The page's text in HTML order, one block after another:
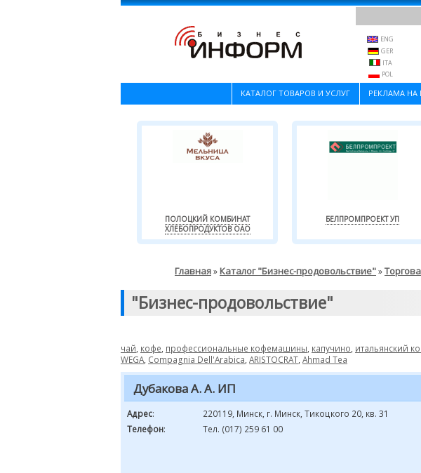
ENG
GER
ITA
POL
КАТАЛОГ ТОВАРОВ И УСЛУГ РЕКЛАМА НА
ПОЛОЦКИЙ КОМБИНАТ
ХЛЕБОПРОДУКТОВ ОАО
БЕЛПРОМПРОЕКТ УП
Главная» Каталог "Бизнес-продовольствие"»
"Бизнес-продовольствие"
чай кофе профессиональные кофемашины капучино итальянский
WEGA Compagnia Dell'Arabica ARISTOCRAT Ahmad Tea
Дубакова А. А. ИП
Адрес:
220119, Минск, г. Минск, Тикоцкого 20, кв. 31
Телефон: Тел. (017) 259 61 00